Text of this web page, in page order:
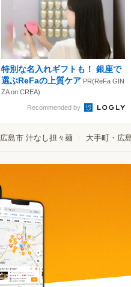
特別な名入れギフトも！ 銀座で
選ぶReFaの上質ケア PR(ReFa GIN
ZA on CREA)
Recommended by
広島市 汁なし担々麺 大手町・広